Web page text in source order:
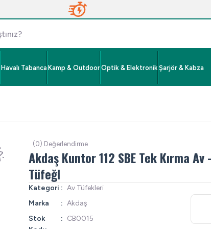
Havalı Tabanca Kamp & Outdoor Optik & Elektronik Şarjör & Kabza
(0) Değerlendirme
Akdaş Kuntor 112 SBE Tek Kırma Av
Tüfeği
Kategori
Av Tüfekleri
Marka
Akdaş
Stok
CB0015